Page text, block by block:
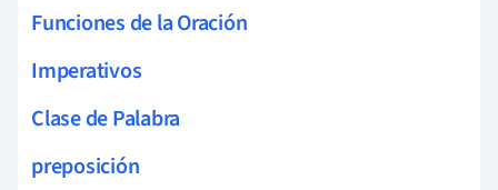
Funciones de la Oración
Imperativos
Clase de Palabra
preposición